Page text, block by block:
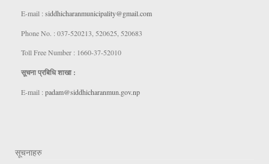
E-mail : siddhicharanmunicipality@gmail.com
Phone No. : 037-520213, 520625, 520683
Toll Free Number : 1660-37-52010
सूचना प्रबिधि शाखा :
E-mail : padam@siddhicharanmun.gov.np
सूचनाहरु